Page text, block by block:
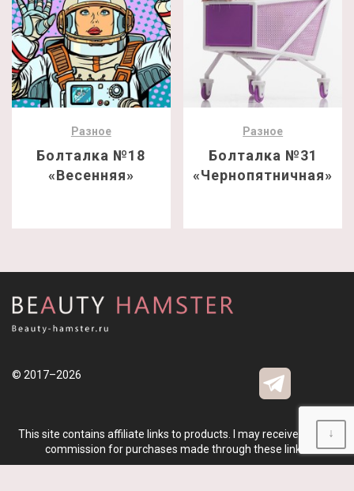
Разное
Болталка №18
«Весенняя»
Разное
Болталка №31
«Чернопятничная»
© 2017–2026
This site contains affiliate links to products. I may receive a small
commission for purchases made through these links.
↓